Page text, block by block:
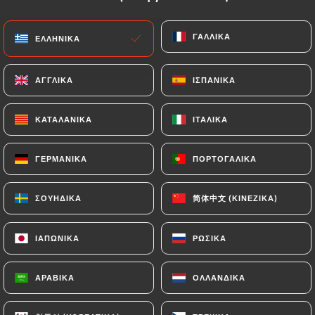
ΕΛΛΗΝΙΚΆ ΓΑΛΛΙΚΆ
ΑΓΓΛΙΚΆ ΙΣΠΑΝΙΚΆ
ΚΑΤΑΛΑΝΙΚΆ ΙΤΑΛΙΚΆ
ΓΕΡΜΑΝΙΚΆ ΠΟΡΤΟΓΑΛΙΚΆ
ΣΟΥΗΔΙΚΆ 简体中文 (ΚΙΝΈΖΙΚΑ)
ΙΑΠΩΝΙΚΆ ΡΩΣΙΚΆ
ΑΡΑΒΙΚΆ ΟΛΛΑΝΔΙΚΆ
ΑΡΧΙΚΉ/ΕΠΑΦΉ
Επαφή
DAO Restaurant & Art
ΕΛΛΗΝΙΚΆ ΓΑΛΛΙΚΆ
ΑΓΓΛΙΚΆ ΙΣΠΑΝΙΚΆ
ΚΑΤΑΛΑΝΙΚΆ ΙΤΑΛΙΚΆ
ΓΕΡΜΑΝΙΚΆ ΠΟΡΤΟΓΑΛΙΚΆ
ΣΟΥΗΔΙΚΆ 简体中文 (ΚΙΝΈΖΙΚΑ)
ΙΑΠΩΝΙΚΆ ΡΩΣΙΚΆ
ΑΡΑΒΙΚΆ ΟΛΛΑΝΔΙΚΆ